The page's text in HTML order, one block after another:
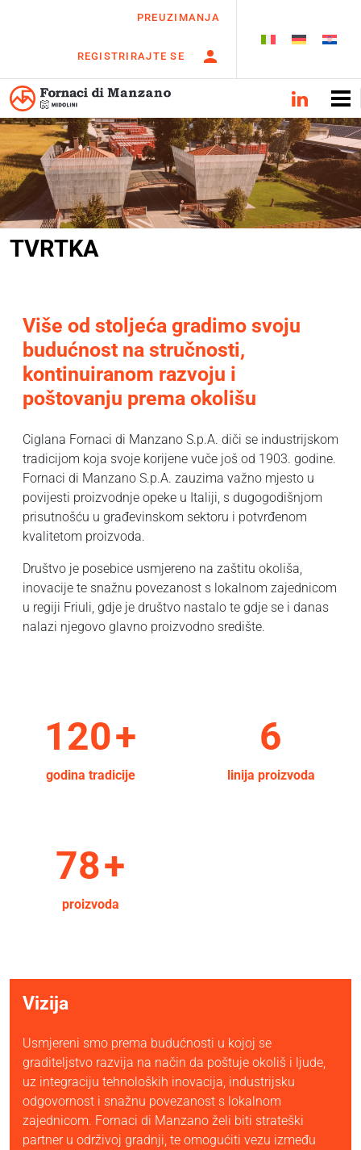
PREUZIMANJA
REGISTRIRAJTE SE
TVRTKA
Više od stoljeća gradimo svoju
budućnost na stručnosti,
kontinuiranom razvoju i
poštovanju prema okolišu
Ciglana Fornaci di Manzano S.p.A. diči se industrijskom
tradicijom koja svoje korijene vuče još od 1903. godine.
Fornaci di Manzano S.p.A. zauzima važno mjesto u
povijesti proizvodnje opeke u Italiji, s dugogodišnjom
prisutnošću u građevinskom sektoru i potvrđenom
kvalitetom proizvoda.
Društvo je posebice usmjereno na zaštitu okoliša,
inovacije te snažnu povezanost s lokalnom zajednicom
u regiji Friuli, gdje je društvo nastalo te gdje se i danas
nalazi njegovo glavno proizvodno središte.
120+
godina tradicije
6
linija proizvoda
80+
proizvoda
Vizija
Usmjereni smo prema budućnosti u kojoj se
graditeljstvo razvija na način da poštuje okoliš i ljude,
uz integraciju tehnoloških inovacija, industrijsku
odgovornost i snažnu povezanost s lokalnom
zajednicom. Fornaci di Manzano želi biti strateški
partner u održivoj gradnji, te omogućiti vezu između